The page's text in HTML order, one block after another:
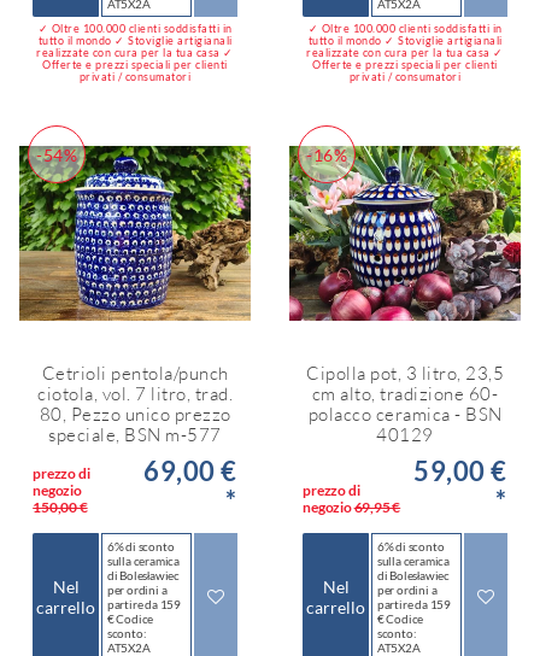
AT5X2A
✓ Oltre 100.000 clienti soddisfatti in
tutto il mondo ✓ Stoviglie artigianali
realizzate con cura per la tua casa ✓
Offerte e prezzi speciali per clienti
privati / consumatori
AT5X2A
✓ Oltre 100.000 clienti soddisfatti in
tutto il mondo ✓ Stoviglie artigianali
realizzate con cura per la tua casa ✓
Offerte e prezzi speciali per clienti
privati / consumatori
-54%
Cetrioli pentola/punch
ciotola, vol. 7 litro, trad.
80, Pezzo unico prezzo
speciale, BSN m-577
prezzo di
negozio
150,00 €
69,00 €
*
Nel
carrello
6% di sconto
sulla ceramica
di Bolesławiec
per ordini a
partire da 159
€ Codice
sconto:
AT5X2A
-16%
Cipolla pot, 3 litro, 23,5
cm alto, tradizione 60-
polacco ceramica - BSN
40129
prezzo di
negozio69,95 €
59,00 €
*
Nel
carrello
6% di sconto
sulla ceramica
di Bolesławiec
per ordini a
partire da 159
€ Codice
sconto:
AT5X2A